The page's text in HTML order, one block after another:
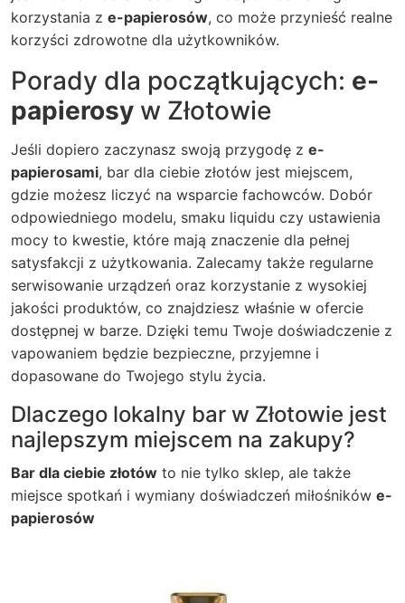
korzystania z e-papierosów, co może przynieść realne
korzyści zdrowotne dla użytkowników.
Porady dla początkujących: e-
papierosy w Złotowie
Jeśli dopiero zaczynasz swoją przygodę z e-
papierosami, bar dla ciebie złotów jest miejscem,
gdzie możesz liczyć na wsparcie fachowców. Dobór
odpowiedniego modelu, smaku liquidu czy ustawienia
mocy to kwestie, które mają znaczenie dla pełnej
satysfakcji z użytkowania. Zalecamy także regularne
serwisowanie urządzeń oraz korzystanie z wysokiej
jakości produktów, co znajdziesz właśnie w ofercie
dostępnej w barze. Dzięki temu Twoje doświadczenie z
vapowaniem będzie bezpieczne, przyjemne i
dopasowane do Twojego stylu życia.
Dlaczego lokalny bar w Złotowie jest
najlepszym miejscem na zakupy?
Bar dla ciebie złotów to nie tylko sklep, ale także
miejsce spotkań i wymiany doświadczeń miłośników e-
papierosów